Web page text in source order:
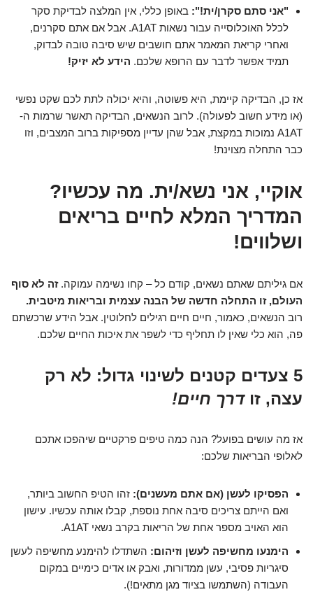
"אני סתם סקרן/ית!": באופן כללי, אין המלצה לבדיקת סקר
לכלל האוכלוסייה עבור נשאות A1AT. אבל אם אתם סקרנים,
ואחרי קריאת המאמר אתם חושבים שיש סיבה טובה לבדוק,
תמיד אפשר לדבר עם הרופא שלכם. הידע לא יזיק!
אז כן, הבדיקה קיימת, היא פשוטה, והיא יכולה לתת לכם שקט נפשי
(או מידע חשוב לפעולה). לרוב הנשאים, הבדיקה תאשר שרמות ה-
A1AT נמוכות במקצת, אבל שהן עדיין מספיקות ברוב המצבים, וזו
כבר התחלה מצוינת!
אוקיי, אני נשא/ית. מה עכשיו?
המדריך המלא לחיים בריאים
ושלווים!
אם גיליתם שאתם נשאים, קודם כל – קחו נשימה עמוקה.זה לא סוף
העולם, זו התחלה חדשה של הבנה עצמית ובריאות מיטבית.
רוב הנשאים, כאמור, חיים חיים רגילים לחלוטין. אבל הידע שרכשתם
פה, הוא כלי שאין לו תחליף כדי לשפר את איכות החיים שלכם.
5 צעדים קטנים לשינוי גדול: לא רק
עצה, זודרך חיים!
אז מה עושים בפועל? הנה כמה טיפים פרקטיים שיהפכו אתכם
לאלופי הבריאות שלכם:
הפסיקו לעשן (אם אתם מעשנים): זהו הטיפ החשוב ביותר,
ואם הייתם צריכים סיבה אחת נוספת, קבלו אותה עכשיו. עישון
הוא האויב מספר אחת של הריאות בקרב נשאי A1AT.
הימנעו מחשיפה לעשן וזיהום: השתדלו להימנע מחשיפה לעשן
סיגריות פסיבי, עשן ממדורות, ואבק או אדים כימיים במקום
העבודה (השתמשו בציוד מגן מתאים!).